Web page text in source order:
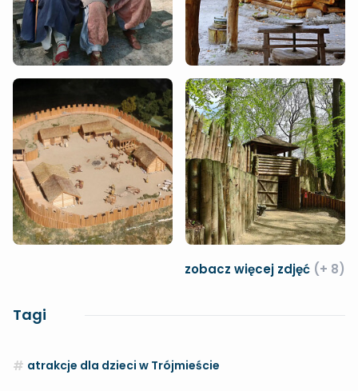
zobacz więcej zdjęć (+ 8)
Tagi
atrakcje dla dzieci w Trójmieście